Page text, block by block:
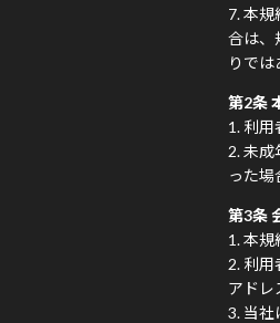
本規
合は、
りでは
第2条
利用
未成
った場
第3条
本規
利用
アドレ
当社